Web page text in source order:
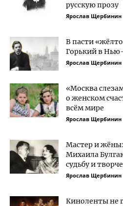
русскую прозу
Ярослав Щербинин
В пасти
Горький в
Ярослав Щербинин
«Москва
о женском
всём мире
Ярослав Щербинин
Мастер и
Михаила
судьбу и
Ярослав Щербинин
Киноленты не